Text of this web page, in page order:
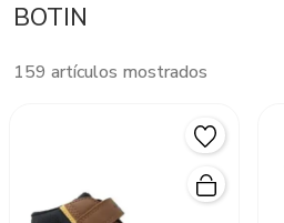
BOTIN
159 artículos mostrados